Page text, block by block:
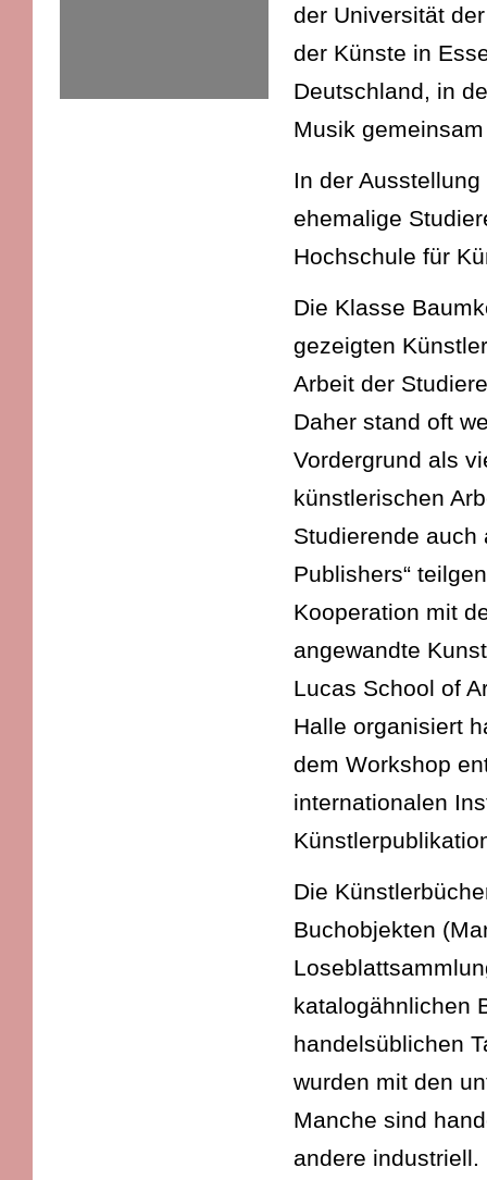
der Universität
der Künste in
Deutschland, in
Musik
In der
ehemalige
Hochschule für
Die Klasse
gezeigten
Arbeit der
Daher stand oft
Vordergrund als
künstlerischen
Studierende auch
Publishers“
Kooperation mit
angewandte
Lucas School of
Halle organisiert
dem Workshop
internationalen
Die
Buchobjekten
katalogähnlichen
handelsüblichen
wurden mit den
Manche sind
andere industriell.